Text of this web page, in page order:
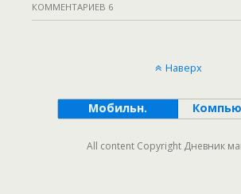
КОММЕНТАРИЕВ 6
Наверх
Мобильн.
All content Copyright Дневник